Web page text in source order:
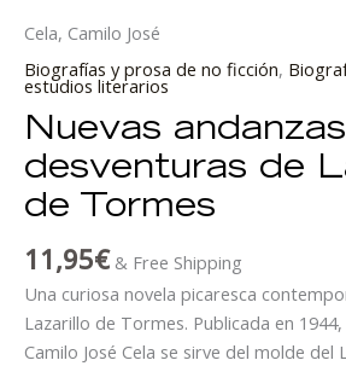
Cela, Camilo José
Biografías y prosa de no ficción,
estudios literarios
Nuevas
desventuras de
de Tormes
11,95€ & Free Shipping
Una curiosa novela picaresca
Lazarillo de Tormes. Publicada en
Camilo José Cela se sirve del molde